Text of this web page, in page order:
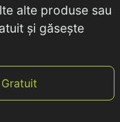
alte produse sau
și găsește